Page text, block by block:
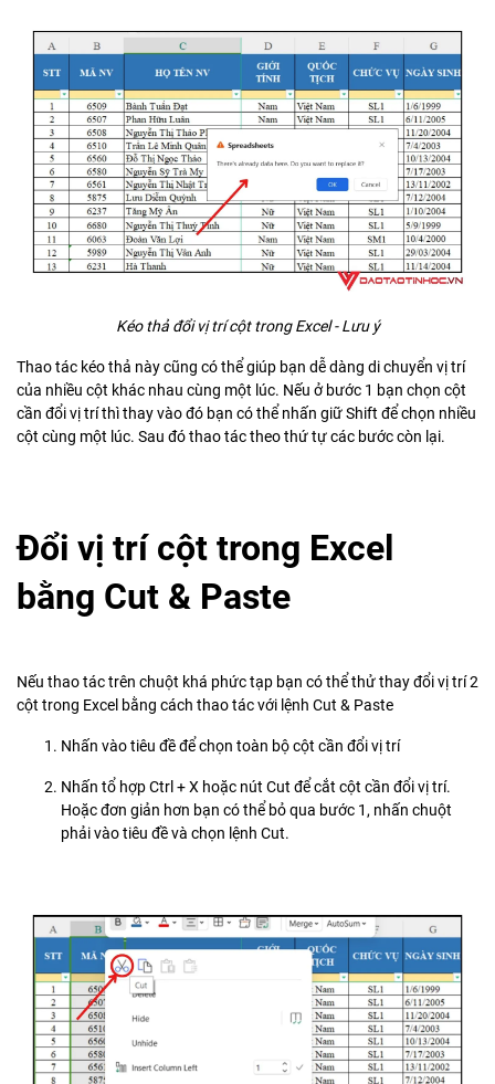
Kéo thả đổi vị trí cột trong Excel - Lưu ý
Thao tác kéo thả này cũng có thể giúp bạn dễ dàng di chuyển vị trí
của nhiều cột khác nhau cùng một lúc. Nếu ở bước 1 bạn chọn cột
cần đổi vị trí thì thay vào đó bạn có thể nhấn giữ Shift để chọn nhiều
cột cùng một lúc. Sau đó thao tác theo thứ tự các bước còn lại.
Đổi vị trí cột trong Excel
bằng Cut & Paste
Nếu thao tác trên chuột khá phức tạp bạn có thể thử thay đổi vị trí 2
cột trong Excel bằng cách thao tác với lệnh Cut & Paste
Nhấn vào tiêu đề để chọn toàn bộ cột cần đổi vị trí
Nhấn tổ hợp Ctrl + X hoặc nút Cut để cắt cột cần đổi vị trí.
Hoặc đơn giản hơn bạn có thể bỏ qua bước 1, nhấn chuột
phải vào tiêu đề và chọn lệnh Cut.